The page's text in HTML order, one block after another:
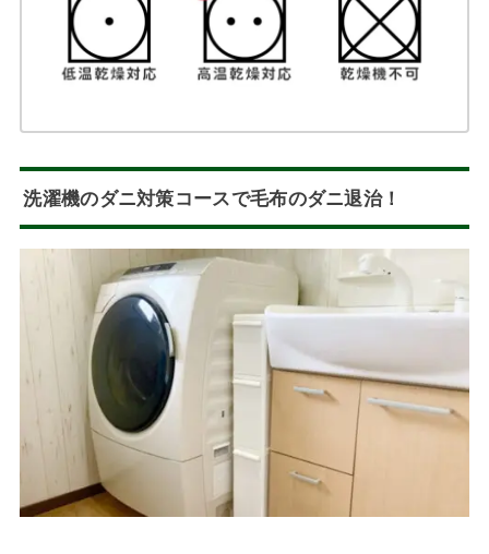
洗濯機のダニ対策コースで毛布のダニ退治！